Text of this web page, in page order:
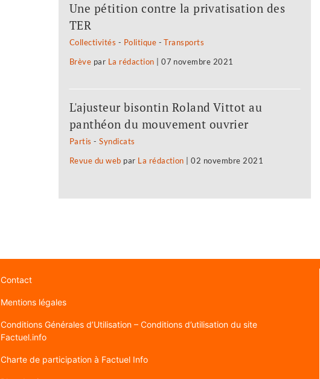
Une pétition contre la privatisation des
TER
Collectivités - Politique -Transports
Brève par La rédaction |07 novembre 2021
L'ajusteur bisontin Roland Vittot au
panthéon du mouvement ouvrier
Partis -Syndicats
Revue du web par La rédaction |02 novembre 2021
Contact
Mentions légales
Conditions Générales d’Utilisation – Conditions d’utilisation du site
Factuel.info
Charte de participation à Factuel Info